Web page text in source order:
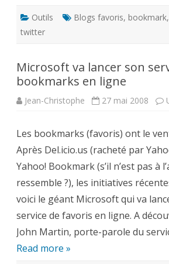
Outils Blogs favoris, bookmark,
twitter
Microsoft va lancer son
bookmarks en ligne
Jean-Christophe 27 mai 2008
Les bookmarks (favoris) ont le
Après Del.icio.us (racheté par
Yahoo! Bookmark (s’il n’est pas à
ressemble ?), les initiatives
voici le géant Microsoft qui va
service de favoris en ligne. A
John Martin, porte-parole du
Read more »